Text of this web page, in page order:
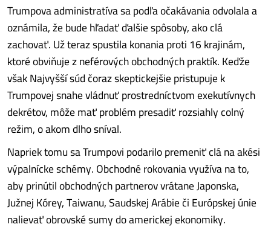
Trumpova administratíva sa podľa očakávania odvolala a
oznámila, že bude hľadať ďalšie spôsoby, ako clá
zachovať. Už teraz spustila konania proti 16 krajinám,
ktoré obviňuje z neférových obchodných praktík. Keďže
však Najvyšší súd čoraz skeptickejšie pristupuje k
Trumpovej snahe vládnuť prostredníctvom exekutívnych
dekrétov, môže mať problém presadiť rozsiahly colný
režim, o akom dlho sníval.
Napriek tomu sa Trumpovi podarilo premeniť clá na akési
výpalnícke schémy. Obchodné rokovania využíva na to,
aby prinútil obchodných partnerov vrátane Japonska,
Južnej Kórey, Taiwanu, Saudskej Arábie či Európskej únie
nalievať obrovské sumy do americkej ekonomiky.